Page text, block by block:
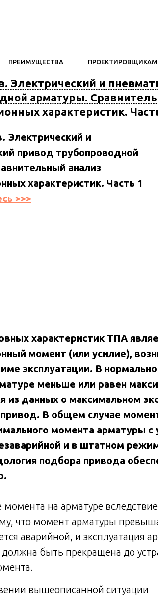
ПРЕИМУЩЕСТВА ПРОЕКТИРОВЩИКАМ
Электрический и
арматуры.
характеристик.
Электрический и
привод трубопроводной
анализ
характеристик. Часть 1
>>>
характеристик ТПА
момент (или усилие),
эксплуатации. В
меньше или равен
из данных о максимальном
привод. В общем случае
момента арматуры с
и в штатном
подбора привода
момента на арматуре
что момент арматуры
аварийной, и эксплуатация
быть прекращена до
вышеописанной ситуации